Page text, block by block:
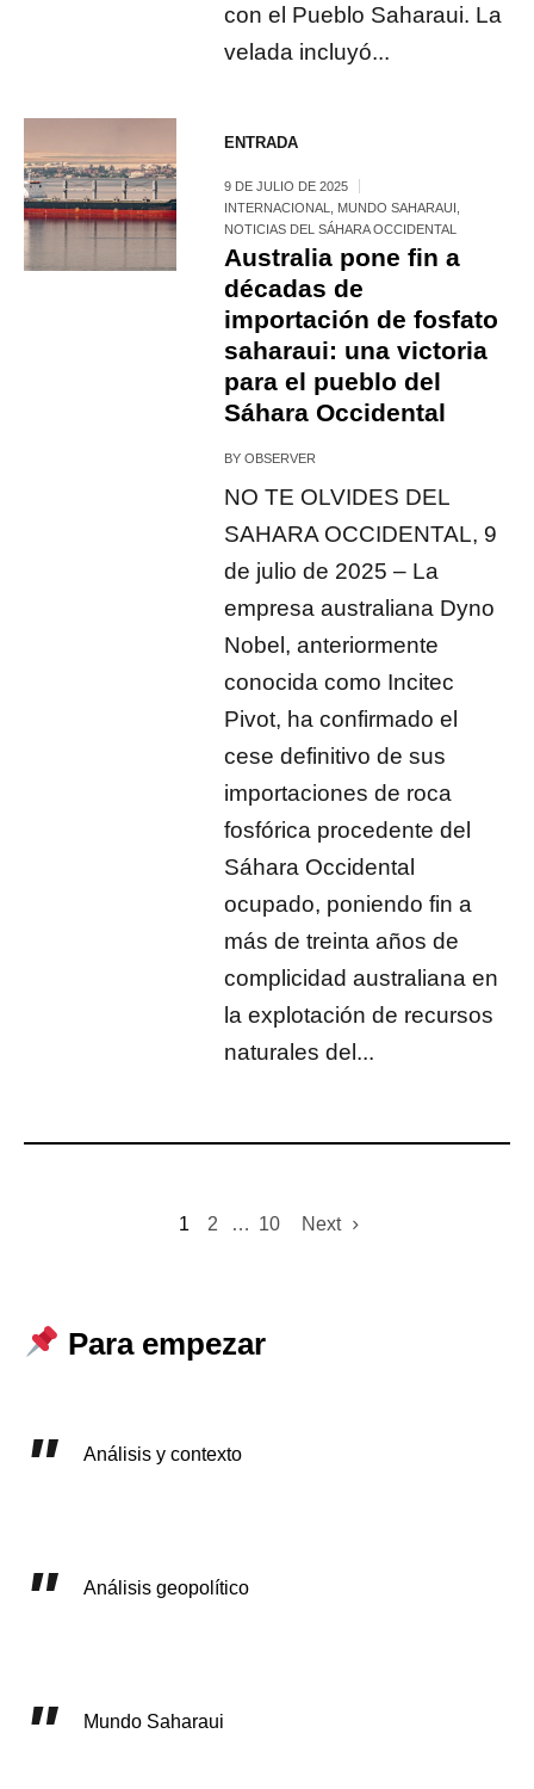
con el Pueblo Saharaui. La
velada incluyó...
ENTRADA
9 DE JULIO DE 2025
INTERNACIONAL
MUNDO SAHARAUI
NOTICIAS DEL SÁHARA OCCIDENTAL
Australia pone fin a
décadas de
importación de fosfato
saharaui: una victoria
para el pueblo del
Sáhara Occidental
BYOBSERVER
NO TE OLVIDES DEL
SAHARA OCCIDENTAL, 9
de julio de 2025 – La
empresa australiana Dyno
Nobel, anteriormente
conocida como Incitec
Pivot, ha confirmado el
cese definitivo de sus
importaciones de roca
fosfórica procedente del
Sáhara Occidental
ocupado, poniendo fin a
más de treinta años de
complicidad australiana en
la explotación de recursos
naturales del...
1 2 … 10 Next
Para empezar
Análisis y contexto
Análisis geopolítico
Mundo Saharaui